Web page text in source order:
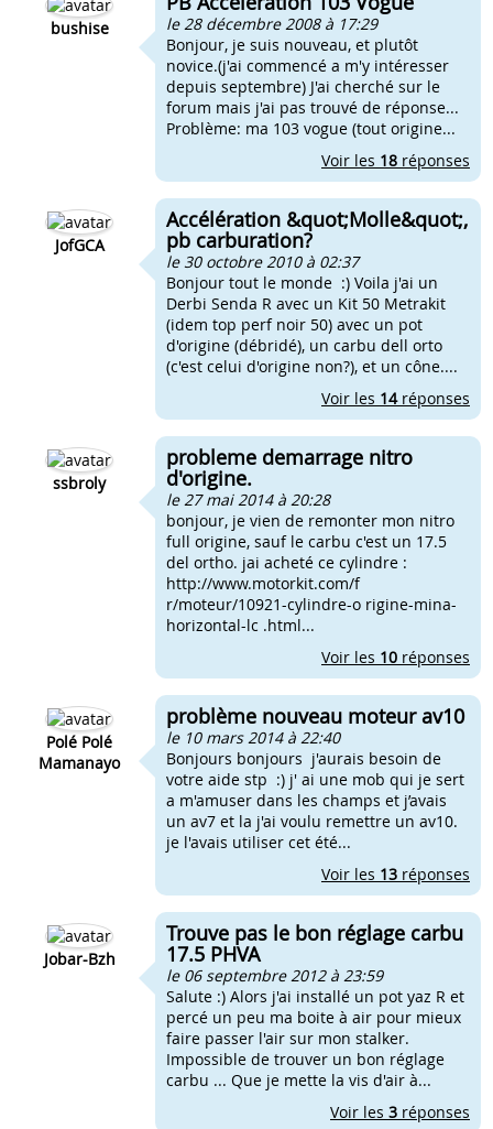
bushise
le 28 décembre 2008 à 17:29
Bonjour, je suis nouveau, et plutôt
novice.(j'ai commencé a m'y intéresser
depuis septembre) J'ai cherché sur le
forum mais j'ai pas trouvé de réponse...
Problème: ma 103 vogue (tout origine...
Voir les 18 réponses
JofGCA
Accélération &quot;Molle&quot;,
pb carburation?
le 30 octobre 2010 à 02:37
Bonjour tout le monde :) Voila j'ai un
Derbi Senda R avec un Kit 50 Metrakit
(idem top perf noir 50) avec un pot
d'origine (débridé), un carbu dell orto
(c'est celui d'origine non?), et un cône....
Voir les 14réponses
ssbroly
probleme demarrage nitro
d'origine.
le 27 mai 2014 à 20:28
bonjour, je vien de remonter mon nitro
full origine, sauf le carbu c'est un 17.5
del ortho. jai acheté ce cylindre :
http://www.motorkit.com/f
r/moteur/10921-cylindre-o rigine-mina-
horizontal-lc .html...
Voir les 10 réponses
Polé Polé
Mamanayo
problème nouveau moteur av10
le 10 mars 2014 à 22:40
Bonjours bonjours j'aurais besoin de
votre aide stp :) j' ai une mob qui je sert
a m'amuser dans les champs et j’avais
un av7 et la j'ai voulu remettre un av10.
je l'avais utiliser cet été...
Voir les 13 réponses
Jobar-Bzh
Trouve pas le bon réglage carbu
17.5 PHVA
le 06 septembre 2012 à 23:59
Salute :) Alors j'ai installé un pot yaz R et
percé un peu ma boite à air pour mieux
faire passer l'air sur mon stalker.
Impossible de trouver un bon réglage
carbu ... Que je mette la vis d'air à...
Voir les 3 réponses